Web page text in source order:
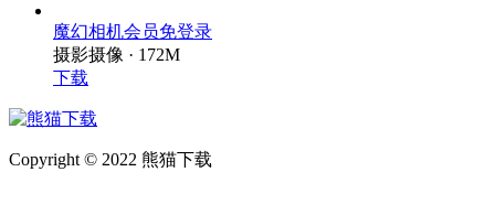
魔幻相机会员免登录
摄影摄像 · 172M
下载
Copyright © 2022 熊猫下载